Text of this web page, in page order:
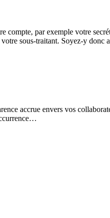
compte, par exemple votre
sous-traitant. Soyez-y donc
accrue envers vos